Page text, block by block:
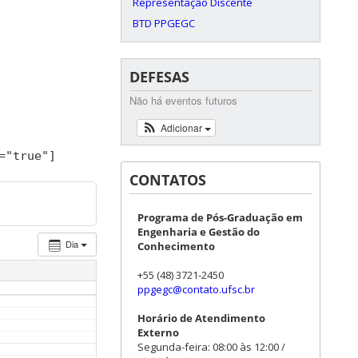
"true" ]
Dia
BTD PPGEGC
DEFESAS
Não há eventos futuros
Adicionar
CONTATOS
Programa de Pós-Graduação em
Engenharia e Gestão do
Conhecimento
+55 (48) 3721-2450
ppgegc@contato.ufsc.br
Horário de Atendimento
Externo
Segunda-feira: 08:00 às 12:00 /